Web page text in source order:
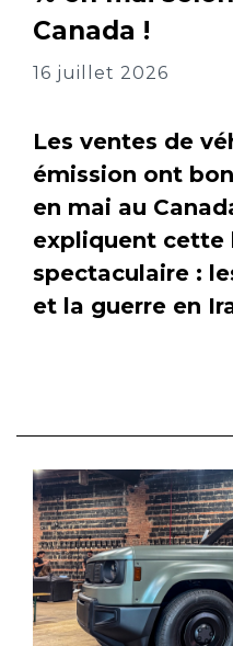
Canada !
16 juillet 2026
Les ventes de
émission ont
en mai au
expliquent cette
spectaculaire :
et la guerre en